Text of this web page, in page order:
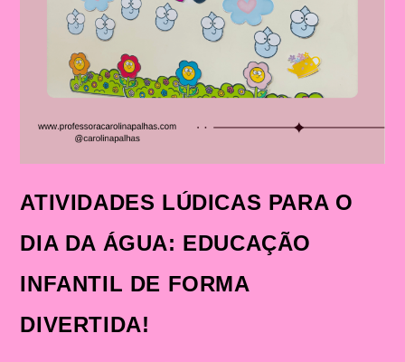
ATIVIDADES LÚDICAS PARA O
DIA DA ÁGUA: EDUCAÇÃO
INFANTIL DE FORMA
DIVERTIDA!